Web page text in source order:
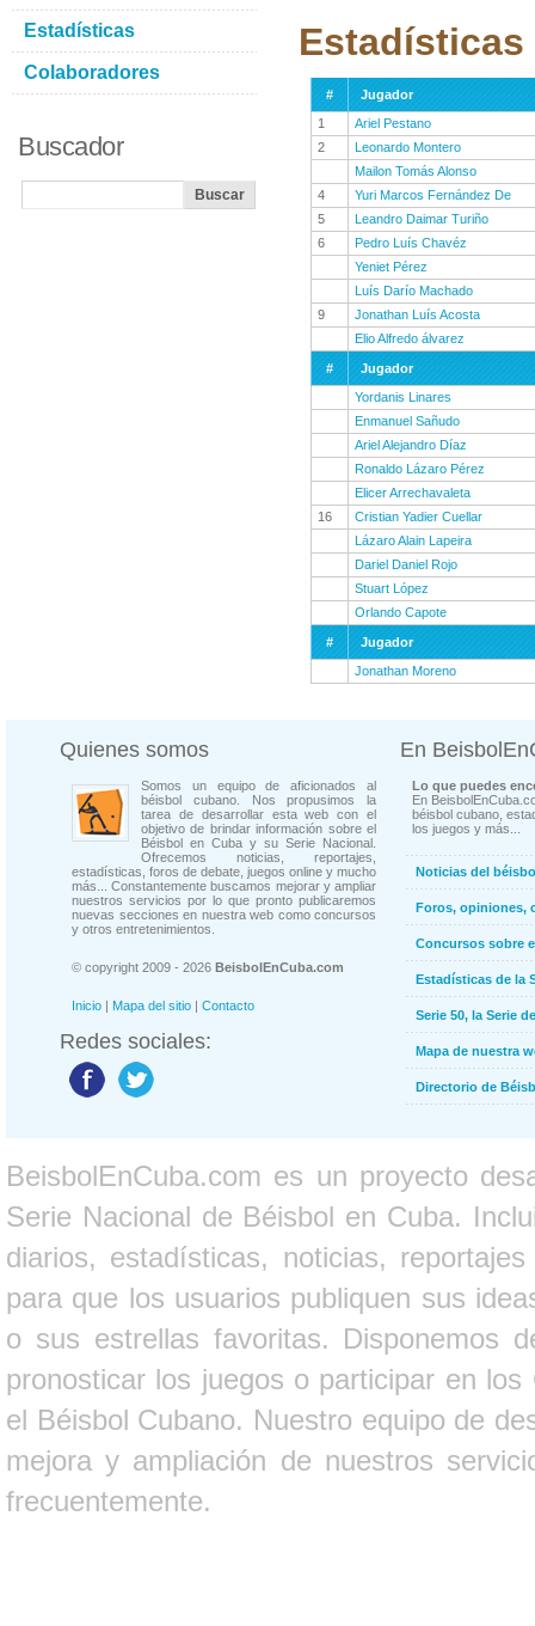
#
Jugador
1
Ariel Pestano
2
Leonardo Montero
Mailon Tomás Alonso
4
Yuri Marcos Fernández De
5
Leandro Daimar Turiño
6
Pedro Luís Chavéz
Yeniet Pérez
Luís Darío Machado
9
Jonathan Luís Acosta
Elio Alfredo álvarez
#
Jugador
Yordanis Linares
Enmanuel Sañudo
Ariel Alejandro Díaz
Ronaldo Lázaro Pérez
Elicer Arrechavaleta
16
Cristian Yadier Cuellar
Lázaro Alain Lapeira
Dariel Daniel Rojo
Stuart López
Orlando Capote
#
Jugador
Jonathan Moreno
Estadísticas
Colaboradores
Buscador
Quienes somos
Somos un equipo de aficionados al
béisbol cubano. Nos propusimos la
tarea de desarrollar esta web con el
objetivo de brindar información sobre el
Béisbol en Cuba y su Serie Nacional.
Ofrecemos noticias, reportajes,
estadísticas, foros de debate, juegos online y mucho
más... Constantemente buscamos mejorar y ampliar
nuestros servicios por lo que pronto publicaremos
nuevas secciones en nuestra web como concursos
y otros entretenimientos.
© copyright 2009 - 2026 BeisbolEnCuba.com
Inicio | Mapa del sitio | Contacto
Redes sociales:
En
Lo que puedes
En
béisbol cubano,
los juegos y más...
Noticias del
Foros, opiniones,
Concursos sobre
Estadísticas de la
Serie 50, la Serie
Mapa de nuestra
Directorio de
BeisbolEnCuba.com es un proyecto
Serie Nacional de Béisbol en Cuba.
diarios, estadísticas, noticias,
para que los usuarios publiquen sus
o sus estrellas favoritas. Disponemos
pronosticar los juegos o participar en
el Béisbol Cubano. Nuestro equipo de
mejora y ampliación de nuestros
frecuentemente.